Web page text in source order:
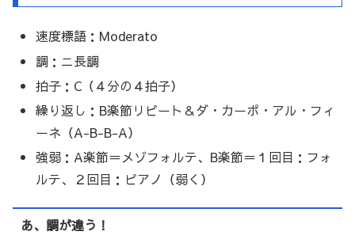
速度標語：Moderato
調：ニ長調
拍子：C（４分の４拍子）
繰り返し：B楽節リピート＆ダ・カーポ・アル・フィ
ーネ（A-B-B-A）
強弱：A楽節＝メゾフォルテ、B楽節＝１回目：フォ
ルテ、２回目：ピアノ（弱く）
あ、調が違う！